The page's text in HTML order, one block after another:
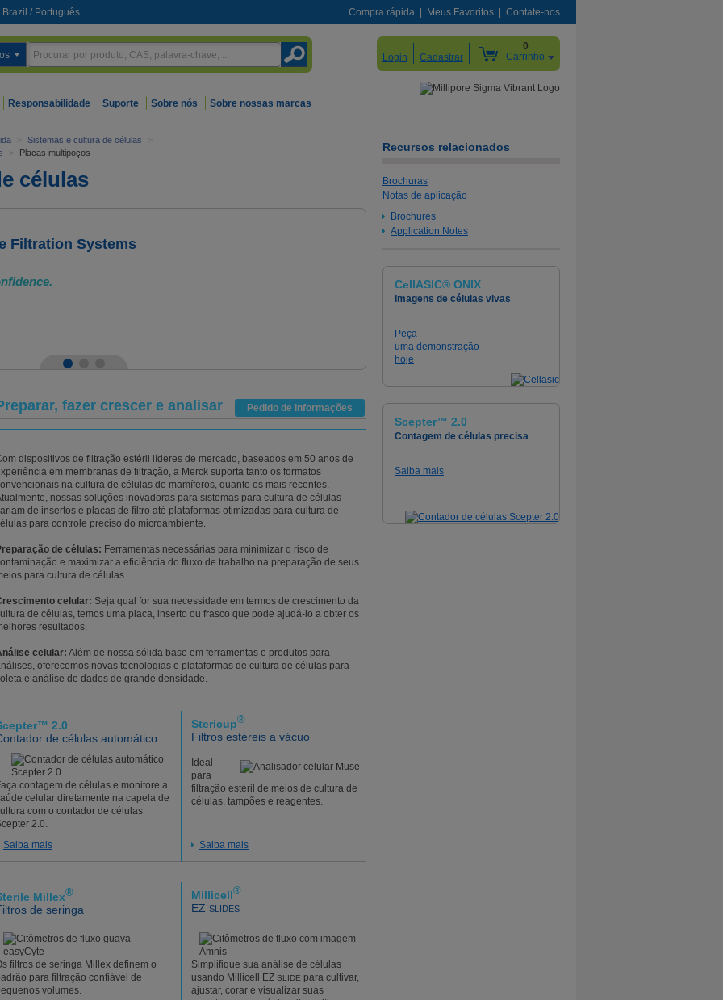
Brazil / Português Compra rápida Meus Favoritos Contate-nos
Login Cadastrar
0
Carrinho
Responsabilidade Suporte Sobre nós Sobre nossas marcas
> Sistemas e cultura de células
>
> Placas multipoços
células
Filtration Systems
Assuma o controle.
Projete experimentos dinâmicos do modo CellASIC.
Assuma o controle
fazer crescer e analisar Pedido de informações
dispositivos de filtração estéril líderes de mercado, baseados em 50 anos de
em membranas de filtração, a Merck suporta tanto os formatos
na cultura de células de mamíferos, quanto os mais recentes.
nossas soluções inovadoras para sistemas para cultura de células
de insertos e placas de filtro até plataformas otimizadas para cultura de
para controle preciso do microambiente.
de células: Ferramentas necessárias para minimizar o risco de
e maximizar a eficiência do fluxo de trabalho na preparação de seus
para cultura de células.
celular: Seja qual for sua necessidade em termos de crescimento da
de células, temos uma placa, inserto ou frasco que pode ajudá-lo a obter os
resultados.
celular: Além de nossa sólida base em ferramentas e produtos para
oferecemos novas tecnologias e plataformas de cultura de células para
e análise de dados de grande densidade.
2.0
de células automático
contagem de células e monitore a
celular diretamente na capela de
com o contador de células
2.0.
Stericup®
Filtros estéreis a vácuo
Ideal
para
filtração estéril de meios de cultura de
células, tampões e reagentes.
Saiba mais Saiba mais
Millex®
de seringa
filtros de seringa Millex definem o
para filtração confiável de
volumes.
Millicell®
EZ SLIDES
Simplifique sua análise de células
usando Millicell EZ SLIDE para cultivar,
ajustar, corar e visualizar suas
Recursos relacionados
Brochuras
Notas de aplicação
Brochures
Application Notes
CellASIC® ONIX
Imagens de células vivas
Peça
uma demonstração
hoje
Scepter™ 2.0
Contagem de células precisa
Saiba mais